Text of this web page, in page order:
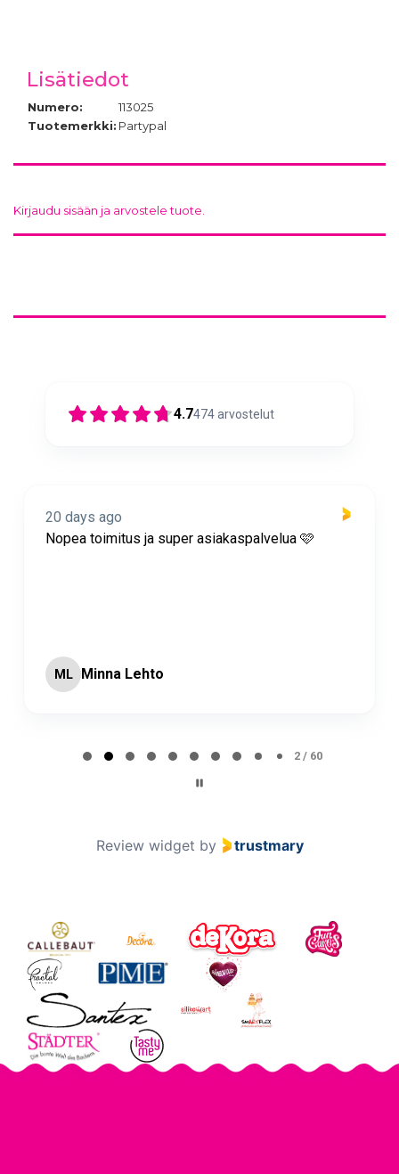
Lisätiedot
Numero:
113025
Tuotemerkki: Partypal
Kirjaudu sisään ja arvostele tuote.
4.7474arvostelut
20 days ago
Nopea toimitus ja super asiakaspalvelua 🩷
ML Minna Lehto
2 / 60
Review widget by trustmary